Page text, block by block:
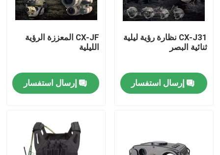
اطلب اقتباس
سترة عسكرية تكتيكية مضادة للرصاص
CX-J31 نظارة رؤية ليلية
ثنائية البصر
إرسال استفسار
CX-JF المعززة الرؤية
الليلية
إرسال استفسار